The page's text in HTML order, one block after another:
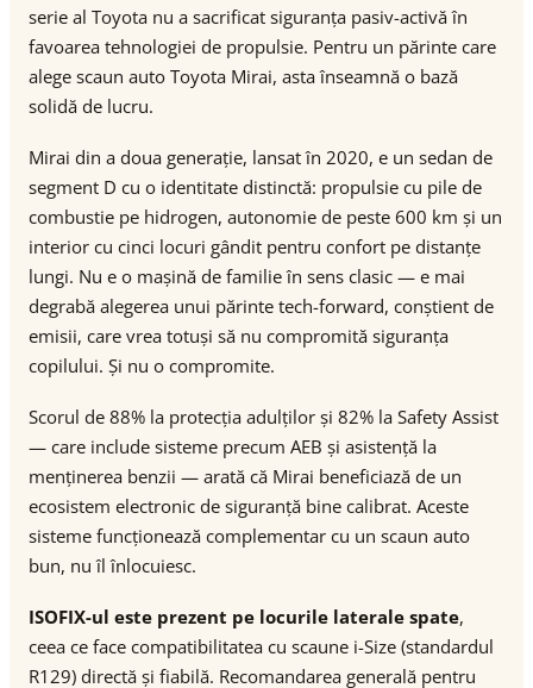
serie al Toyota nu a sacrificat siguranța pasiv-activă în
favoarea tehnologiei de propulsie. Pentru un părinte care
alege scaun auto Toyota Mirai, asta înseamnă o bază
solidă de lucru.
Mirai din a doua generație, lansat în 2020, e un sedan de
segment D cu o identitate distinctă: propulsie cu pile de
combustie pe hidrogen, autonomie de peste 600 km și un
interior cu cinci locuri gândit pentru confort pe distanțe
lungi. Nu e o mașină de familie în sens clasic — e mai
degrabă alegerea unui părinte tech-forward, conștient de
emisii, care vrea totuși să nu compromită siguranța
copilului. Și nu o compromite.
Scorul de 88% la protecția adulților și 82% la Safety Assist
— care include sisteme precum AEB și asistență la
menținerea benzii — arată că Mirai beneficiază de un
ecosistem electronic de siguranță bine calibrat. Aceste
sisteme funcționează complementar cu un scaun auto
bun, nu îl înlocuiesc.
ISOFIX-ul este prezent pe locurile laterale spate,
ceea ce face compatibilitatea cu scaune i-Size (standardul
R129) directă și fiabilă. Recomandarea generală pentru